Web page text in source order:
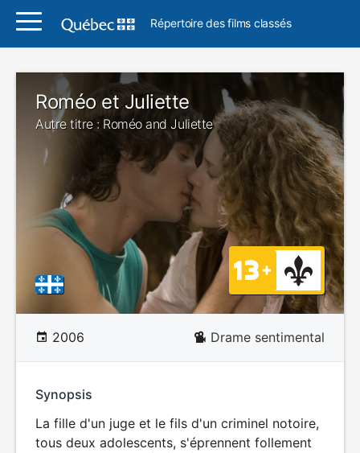
Répertoire des films classés
Roméo et Juliette
Autre titre : Roméo and Juliette
2006 Drame sentimental
Synopsis
La fille d'un juge et le fils d'un criminel notoire,
tous deux adolescents, s'éprennent follement